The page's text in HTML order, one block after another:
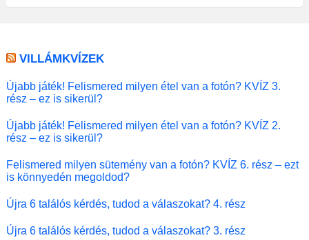
VILLÁMKVÍZEK
Újabb játék! Felismered milyen étel van a fotón? KVÍZ 3.
rész – ez is sikerül?
Újabb játék! Felismered milyen étel van a fotón? KVÍZ 2.
rész – ez is sikerül?
Felismered milyen sütemény van a fotón? KVÍZ 6. rész – ezt
is könnyedén megoldod?
Újra 6 találós kérdés, tudod a válaszokat? 4. rész
Újra 6 találós kérdés, tudod a válaszokat? 3. rész